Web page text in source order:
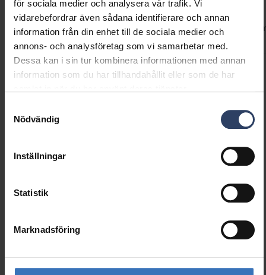
för sociala medier och analysera vår trafik. Vi
vidarebefordrar även sådana identifierare och annan
information från din enhet till de sociala medier och
annons- och analysföretag som vi samarbetar med.
Dessa kan i sin tur kombinera informationen med annan
information som du har tillhandahållit eller som de har
Nödvändig
Inställningar
Statistik
Marknadsföring
längder: 30 cm och 40 cm.
Koder Produktversioner Nedladdningar Teknisk
Produktkoder
6435200313386